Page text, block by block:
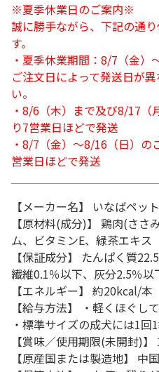
※夏季休業日のご案内※
誠に勝手ながら、下記の通
す。
・夏季休業期間：8/7（金）
ご注文日によって発送日が
い。
・8/6（木）まで及び8/17（
り7営業日ほどで発送
・8/7（金）～8/16（日）
営業日ほどで発送
【メーカー名】 いなばペッ
【原材料(成分)】 鶏肉(ささ
ム、ビタミンE、緑茶エキス
【保証成分】 たんぱく質
繊維0.1％以下、灰分2.5％以
【エネルギー】 約20kcal/本
【給与方法】 ・軽くほぐし
・標準サイズの成犬には1回1
【賞味／使用期限(未開封)】
【原産国または製造地】 中国